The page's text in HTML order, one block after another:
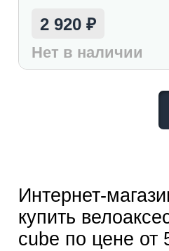
2 920 ₽
Нет в наличии
Интернет-
купить
cube по цене от